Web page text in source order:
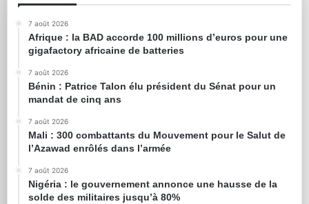
7 août 2026
Afrique : la BAD accorde 100 millions d’euros pour une
gigafactory africaine de batteries
7 août 2026
Bénin : Patrice Talon élu président du Sénat pour un
mandat de cinq ans
7 août 2026
Mali : 300 combattants du Mouvement pour le Salut de
l’Azawad enrôlés dans l’armée
7 août 2026
Nigéria : le gouvernement annonce une hausse de la
solde des militaires jusqu’à 80%